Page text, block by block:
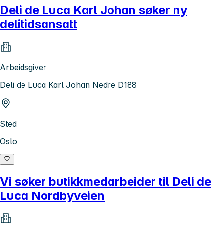
Deli de Luca Karl Johan søker ny
delitidsansatt
Arbeidsgiver
Deli de Luca Karl Johan Nedre D188
Sted
Oslo
Vi søker butikkmedarbeider til Deli de
Luca Nordbyveien